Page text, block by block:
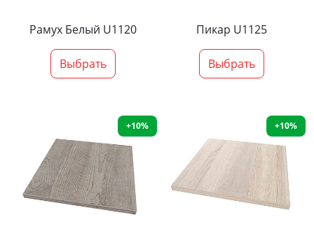
Рамух Белый U1120
Выбрать
Пикар U1125
Выбрать
+10% +10%